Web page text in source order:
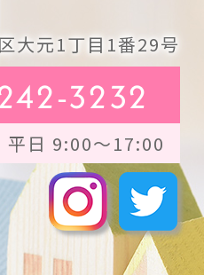
元1丁目1番29号
3232
日 9:00～17:00